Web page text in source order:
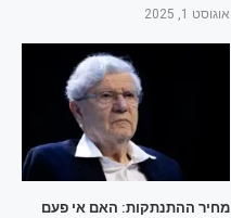
אוגוסט 1, 2025
מחיר ההתנתקות: האם אי פעם